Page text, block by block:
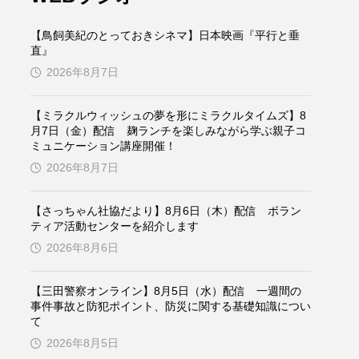
トム・ヒドルストン
バッド・ジーニアス
ヒョン・ウソク
ン・オズペテク
フランス フランス映画
ブレーメンの音楽隊
【鳥飼美紀のとっておきシネマ】日本映画『平行と垂
直』
2026年8月7日
【ミラクルウィッシュの夢を形にミラクルタイムズ】8
月7日（金）配信 麹ランチを楽しみながら学ぶ親子コ
ミュニケーション講座開催！
2026年8月7日
【さっちゃん社協だより】8月6日（木）配信 ボラン
ティア活動センターを紹介します
2026年8月6日
【三田警察オンライン】8月5日（水）配信 一週間の
事件事故と防犯ポイント、防災に関する基礎知識につい
て
2026年8月5日